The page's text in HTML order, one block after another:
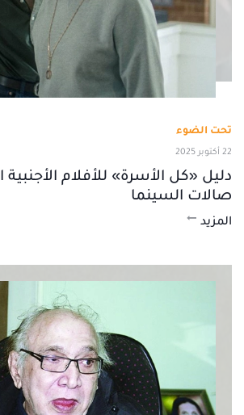
تحت الضوء
22 أكتوبر 2025
دليل «كل الأسرة» للأفلام الأجنبية
صالات السينما
المزيد